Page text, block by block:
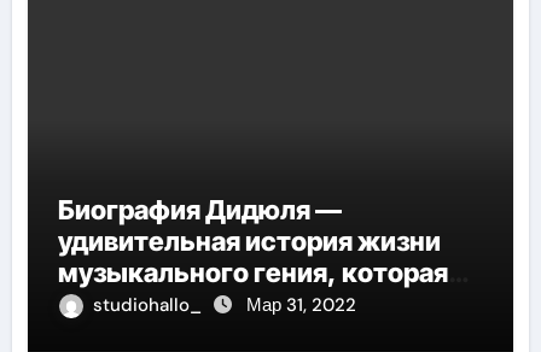
Биография Дидюля —
удивительная история жизни
музыкального гения, которая
проникнет в самые глубины
studiohallo_ Мар 31, 2022